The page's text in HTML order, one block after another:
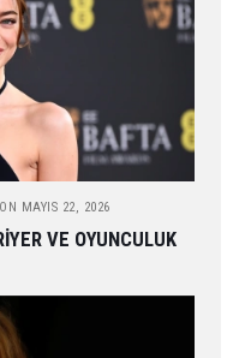
ON MAYIS 22, 2026
VE OYUNCULUK